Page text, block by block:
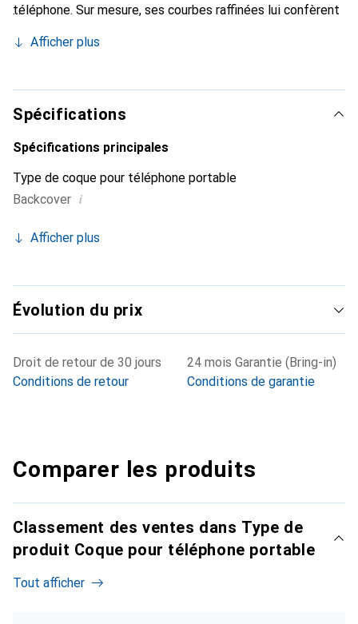
téléphone. Sur mesure, ses courbes raffinées lui confèrent
chic et indispensable de votre smartphone. La marque
de haute qualité et constitue un choix sûr pour une
clientèle exigeante.
Afficher plus
Spécifications
Spécifications principales
Type de coque pour téléphone portable
Backcover i
Afficher plus
Évolution du prix
Droit de retour de 30 jours
Conditions de retour
24 mois Garantie (Bring-in)
Conditions de garantie
Comparer les produits
Classement des ventes dans Type de
produit Coque pour téléphone portable
Tout afficher